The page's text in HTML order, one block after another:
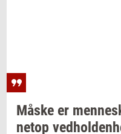
Måske er
netop